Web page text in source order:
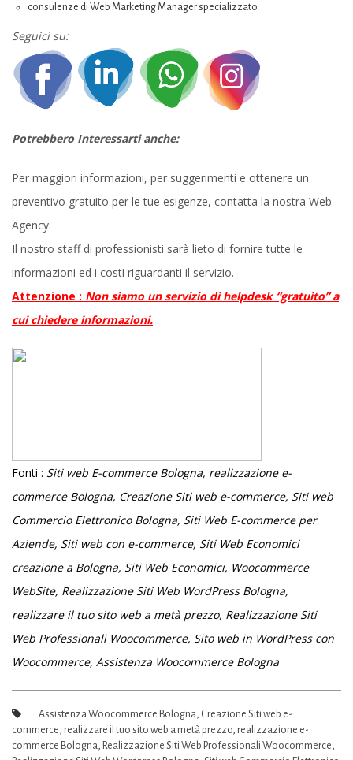
consulenze di Web Marketing Manager specializzato
Seguici su:
Potrebbero Interessarti anche:
Per maggiori informazioni, per suggerimenti e ottenere un
preventivo gratuito per le tue esigenze, contatta la nostra Web
Agency.
Il nostro staff di professionisti sarà lieto di fornire tutte le
informazioni ed i costi riguardanti il servizio.
Attenzione : Non siamo un servizio di helpdesk “gratuito” a
cui chiedere informazioni.
Fonti : Siti web E-commerce Bologna, realizzazione e-
commerce Bologna, Creazione Siti web e-commerce, Siti web
Commercio Elettronico Bologna, Siti Web E-commerce per
Aziende, Siti web con e-commerce, Siti Web Economici
creazione a Bologna, Siti Web Economici, Woocommerce
WebSite, Realizzazione Siti Web WordPress Bologna,
realizzare il tuo sito web a metà prezzo, Realizzazione Siti
Web Professionali Woocommerce, Sito web in WordPress con
Woocommerce, Assistenza Woocommerce Bologna
Assistenza Woocommerce Bologna, Creazione Siti web e-
commerce, realizzare il tuo sito web a metà prezzo, realizzazione e-
commerce Bologna, Realizzazione Siti Web Professionali Woocommerce,